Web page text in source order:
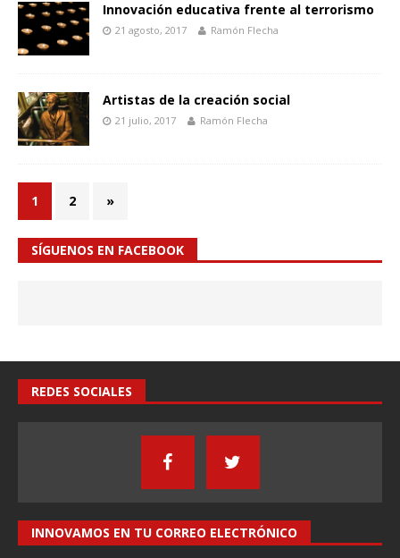
Innovación educativa frente al terrorismo
21 agosto, 2017 Ramón Flecha
Artistas de la creación social
21 julio, 2017 Ramón Flecha
1 2 »
SÍGUENOS EN FACEBOOK
REDES SOCIALES
INNOVAMOS EN TU CORREO ELECTRÓNICO